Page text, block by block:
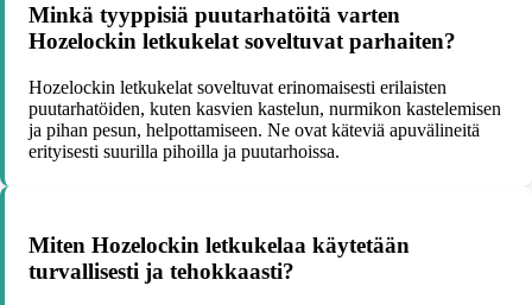
Minkä tyyppisiä puutarhatöitä varten
Hozelockin letkukelat soveltuvat parhaiten?
Hozelockin letkukelat soveltuvat erinomaisesti erilaisten
puutarhatöiden, kuten kasvien kastelun, nurmikon kastelemisen
ja pihan pesun, helpottamiseen. Ne ovat käteviä apuvälineitä
erityisesti suurilla pihoilla ja puutarhoissa.
Miten Hozelockin letkukelaa käytetään
turvallisesti ja tehokkaasti?